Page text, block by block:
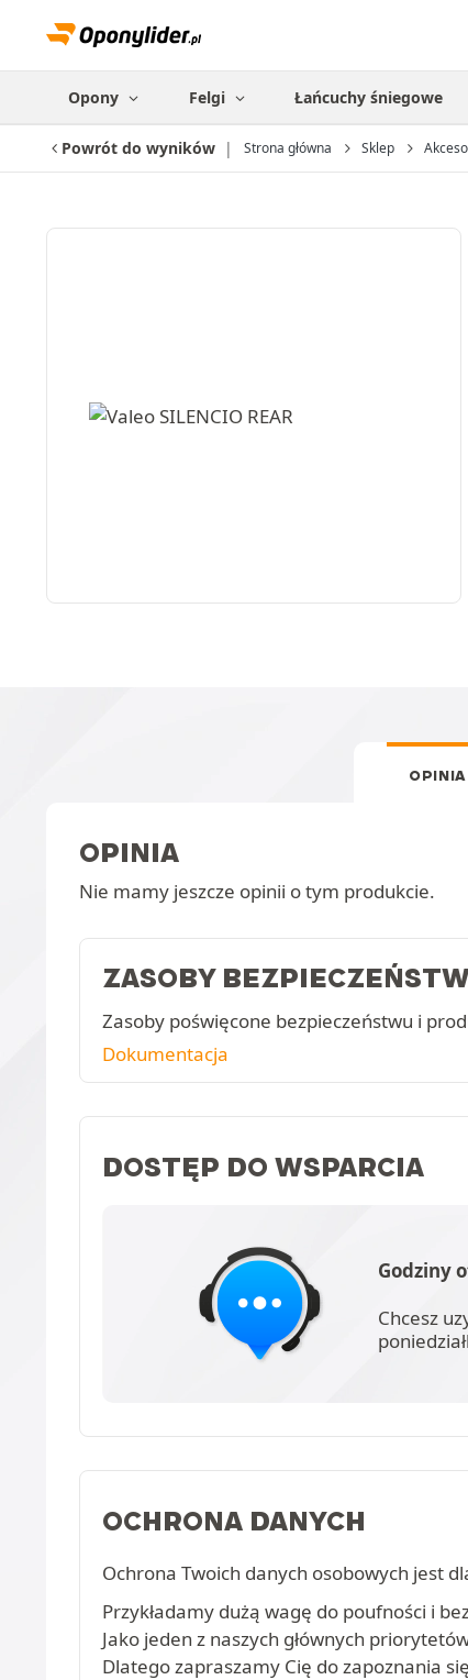
Opony Felgi Łańcuchy śniegowe
Powrót do wyników Strona główna Sklep
OPINIA
OPINIA
Nie mamy jeszcze opinii o tym produkcie.
ZASOBY
Zasoby poświęcone bezpieczeństwu i
Dokumentacja
DOSTĘP DO WSPARCIA
Godziny
Chcesz
OCHRONA DANYCH
Ochrona Twoich danych osobowych jest
Przykładamy dużą wagę do poufności i
Jako jeden z naszych głównych
Dlatego zapraszamy Cię do zapoznania